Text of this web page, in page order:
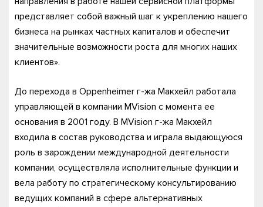
представляет собой важный шаг к укреплению нашего
бизнеса на рынках частных капиталов и обеспечит
значительные возможности роста для многих наших
клиентов».
До перехода в Oppenheimer г-жа Макхейл работала
управляющей в компании MVision с момента ее
основания в 2001 году. В MVision г-жа Макхейл
входила в состав руководства и играла выдающуюся
роль в зарождении международной деятельности
компании, осуществляла исполнительные функции и
вела работу по стратегическому консультированию
ведущих компаний в сфере альтернативных